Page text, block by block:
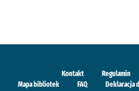
Kontakt Regulamin
Mapa bibliotek
FAQ Deklaracja